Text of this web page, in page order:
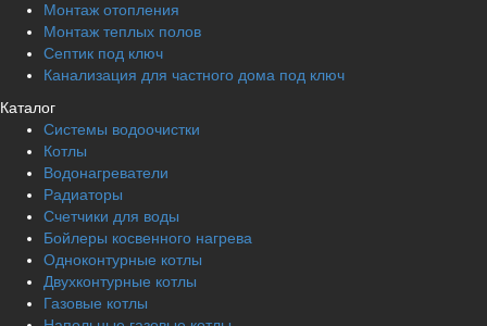
Монтаж отопления
Монтаж теплых полов
Септик под ключ
Канализация для частного дома под ключ
Каталог
Системы водоочистки
Котлы
Водонагреватели
Радиаторы
Cчетчики для воды
Бойлеры косвенного нагрева
Одноконтурные котлы
Двухконтурные котлы
Газовые котлы